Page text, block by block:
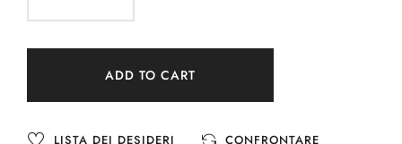
ADD TO CART
LISTA DEI DESIDERI CONFRONTARE